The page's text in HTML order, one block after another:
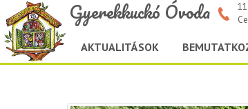
Gyerekkuckó Óvoda
AKTUALITÁSOK